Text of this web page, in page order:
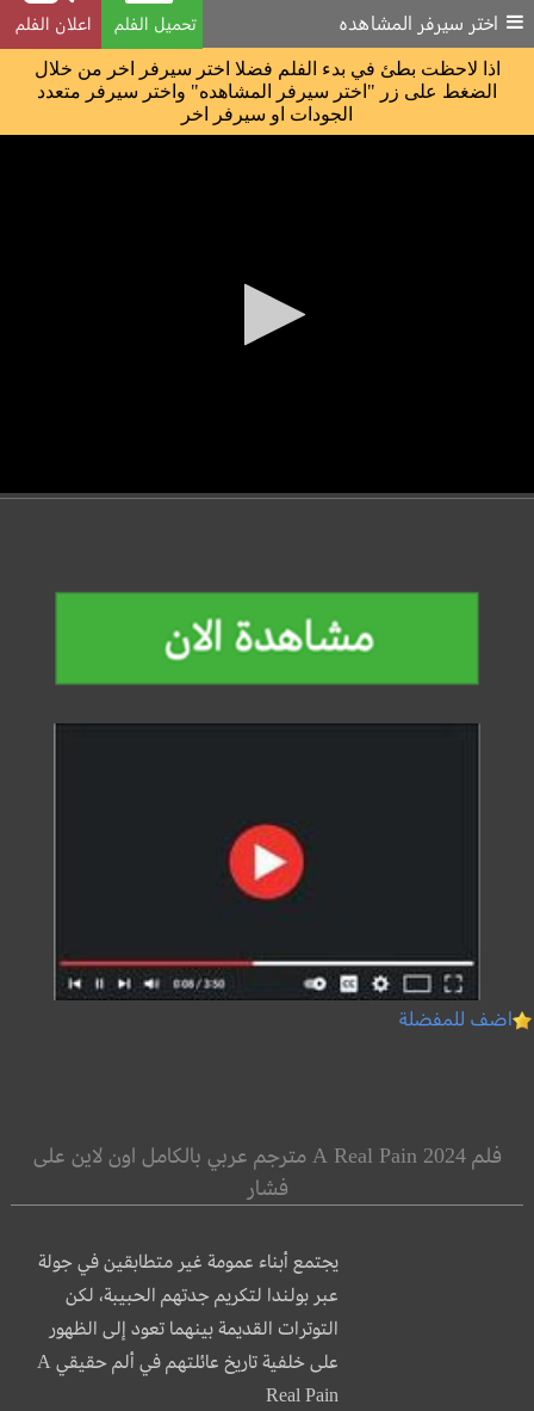
تحميل الفلم اعلان الفلم اختر سيرفر المشاهده
اذا لاحظت بطئ في بدء الفلم فضلا اختر سيرفر اخر من خلال
الضغط على زر "اختر سيرفر المشاهده" واختر سيرفر متعدد
الجودات او سيرفر اخر
اضف للمفضلة
فلم A Real Pain 2024 مترجم عربي بالكامل اون لاين على
فشار
يجتمع أبناء عمومة غير متطابقين في جولة
عبر بولندا لتكريم جدتهم الحبيبة، لكن
التوترات القديمة بينهما تعود إلى الظهور
على خلفية تاريخ عائلتهم في ألم حقيقي A
Real Pain